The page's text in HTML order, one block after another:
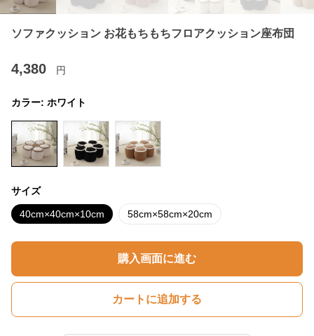
ソファクッション お花もちもちフロアクッション座布団
4,380 円
カラー: ホワイト
サイズ
40cm×40cm×10cm 58cm×58cm×20cm
購入画面に進む
カートに追加する